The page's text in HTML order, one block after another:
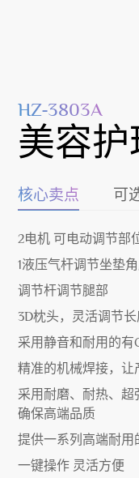
HZ-3803A
美容护
核心卖点 可
2电机 可电动调节部
1液压气杆调节坐垫
调节杆调节腿部
3D枕头，灵活调节
采用静音和耐用的有
精准的机械焊接，让
采用耐磨、耐热、超
确保高端品质
提供一系列高端耐用
一键操作 灵活方便